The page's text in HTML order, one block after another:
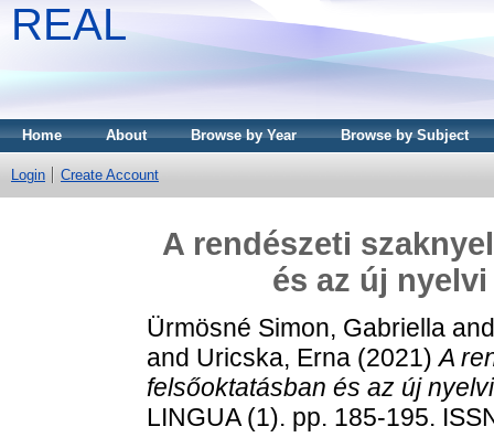
REAL
Home About Browse by Year Browse by Subject
Login Create Account
A rendészeti
és az új
Ürmösné Simon, Gabriella
and Uricska, Erna (2021)A
felsőoktatásban és az új
LINGUA (1). pp. 185-195.